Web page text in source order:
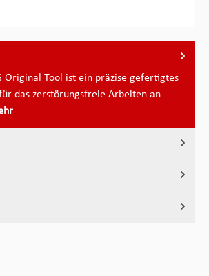
Original Tool ist ein präzise gefertigtes
das zerstörungsfreie Arbeiten an